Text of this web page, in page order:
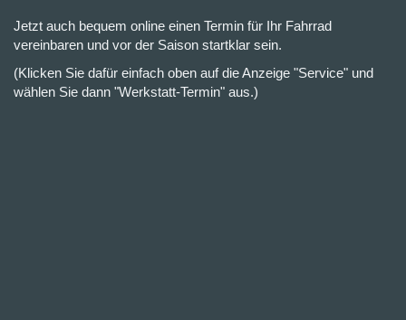
Jetzt auch bequem online einen Termin für Ihr Fahrrad
vereinbaren und vor der Saison startklar sein.
(Klicken Sie dafür einfach oben auf die Anzeige "Service" und
wählen Sie dann "Werkstatt-Termin" aus.)